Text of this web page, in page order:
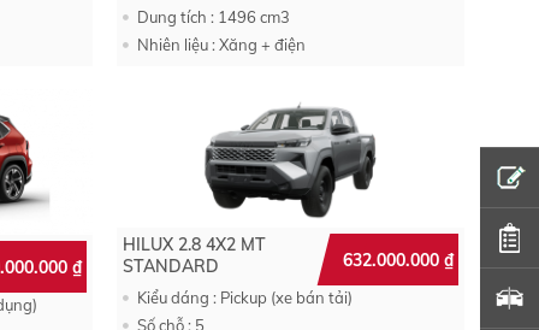
ĐĂNG KÝ
ĐỊNH GIÁ XE MIỄN PHÍ
Dung tích : 1496 cm3
Nhiên liệu : Xăng + điện
₫
HILUX 2.8 4X2 MT
STANDARD
632.000.000₫
Kiểu dáng : Pickup (xe bán tải)
Số chỗ : 5